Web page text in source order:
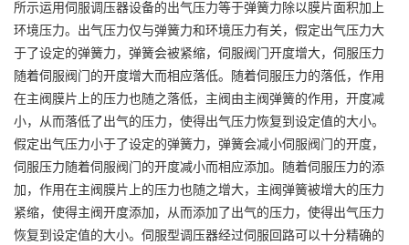
所示运用伺服调压器设备的出气压力等于弹簧力除以膜片面积加上
环境压力。出气压力仅与弹簧力和环境压力有关，假定出气压力大
于了设定的弹簧力，弹簧会被紧缩，伺服阀门开度增大，伺服压力
随着伺服阀门的开度增大而相应落低。随着伺服压力的落低，作用
在主阀膜片上的压力也随之落低，主阀由主阀弹簧的作用，开度减
小，从而落低了出气的压力，使得出气压力恢复到设定值的大小。
假定出气压力小于了设定的弹簧力，弹簧会减小伺服阀门的开度，
伺服压力随着伺服阀门的开度减小而相应添加。随着伺服压力的添
加，作用在主阀膜片上的压力也随之增大，主阀弹簧被增大的压力
紧缩，使得主阀开度添加，从而添加了出气的压力，使得出气压力
恢复到设定值的大小。伺服型调压器经过伺服回路可以十分精确的